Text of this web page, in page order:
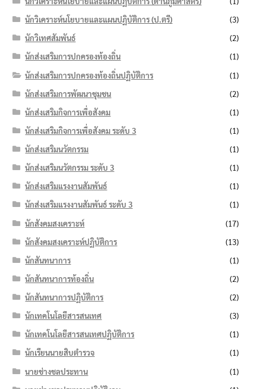
นักวิเคราะห์นโยบายและแผนปฏิบัติการ (ป.ตรี)
(3)
นักวิเทศสัมพันธ์
(2)
นักส่งเสริมการปกครองท้องถิ่น
(1)
นักส่งเสริมการปกครองท้องถิ่นปฏิบัติการ
(1)
นักส่งเสริมการพัฒนาชุมชน
(2)
นักส่งเสริมกิจการเพื่อสังคม
(1)
นักส่งเสริมกิจการเพื่อสังคม ระดับ 3
(1)
นักส่งเสริมนวัตกรรม
(1)
นักส่งเสริมนวัตกรรม ระดับ 3
(1)
นักส่งเสริมแรงงานสัมพันธ์
(1)
นักส่งเสริมแรงงานสัมพันธ์ ระดับ 3
(1)
นักสังคมสงเคราะห์
(17)
นักสังคมสงเคราะห์ปฏิบัติการ
(13)
นักสันทนาการ
(1)
นักสันทนาการท้องถิ่น
(2)
นักสันทนาการปฏิบัติการ
(2)
นักเทคโนโลยีสารสนเทศ
(3)
นักเทคโนโลยีสารสนเทศปฏิบัติการ
(1)
นักเรียนนายสิบตำรวจ
(1)
นายช่างชลประทาน
(1)